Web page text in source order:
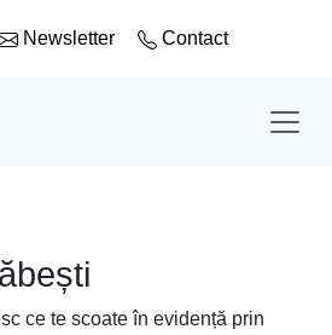
Newsletter
Contact
ce te scoate în evidență prin